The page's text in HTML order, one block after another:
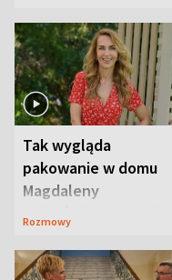
Tak wygląda
pakowanie w domu
Magdaleny
Waligórskiej-Lisieckiej.
Rozmowy